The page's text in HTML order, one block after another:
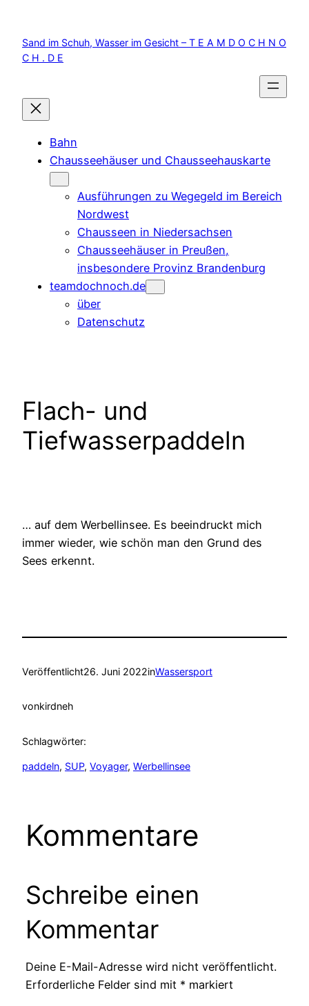
springen
Sand im Schuh, Wasser im Gesicht – T E A M D O C H N O
C H . D E
Bahn
Chausseehäuser und Chausseehauskarte
Ausführungen zu Wegegeld im Bereich
Nordwest
Chausseen in Niedersachsen
Chausseehäuser in Preußen,
insbesondere Provinz Brandenburg
teamdochnoch.de
über
Datenschutz
Flach- und
Tiefwasserpaddeln
… auf dem Werbellinsee. Es beeindruckt mich
immer wieder, wie schön man den Grund des
Sees erkennt.
Veröffentlicht26. Juni 2022inWassersport
vonkirdneh
Schlagwörter:
paddeln, SUP, Voyager, Werbellinsee
Kommentare
Schreibe einen
Kommentar
Deine E-Mail-Adresse wird nicht veröffentlicht.
Erforderliche Felder sind mit * markiert